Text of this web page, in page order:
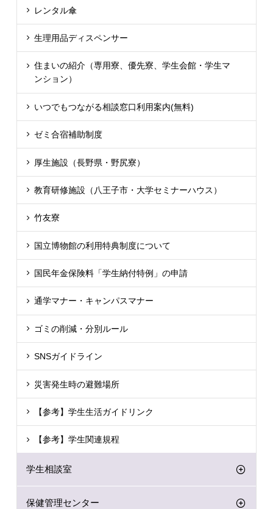
レンタル傘
生理用品ディスペンサー
住まいの紹介（専用寮、優先寮、学生会館・学生マ
ンション）
いつでもつながる相談窓口利用案内(無料)
ゼミ合宿補助制度
厚生施設（長野県・野尻寮）
教育研修施設（八王子市・大学セミナーハウス）
竹友寮
国立博物館の利用特典制度について
国民年金保険料「学生納付特例」の申請
通学マナー・キャンパスマナー
ゴミの削減・分別ルール
SNSガイドライン
災害発生時の避難場所
【参考】学生生活ガイドリンク
【参考】学生関連規程
学生相談室
保健管理センター